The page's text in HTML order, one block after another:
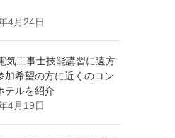
4月24日
気工事士技能講習に遠方
加希望の方に近くのコン
テルを紹介
4月19日